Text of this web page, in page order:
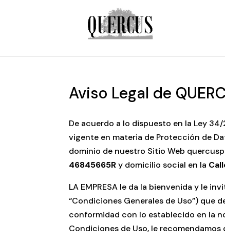
Aviso Legal de
De acuerdo a lo dispuesto en la Ley
vigente en materia de Protección de
dominio de nuestro Sitio Web
46845665Ry domicilio social en la
LA EMPRESA le da la bienvenida y le
“Condiciones Generales de Uso”) que
conformidad con lo establecido en la
Condiciones de Uso, le